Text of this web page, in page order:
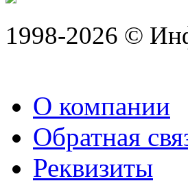
1998-2026 ©
О компании
Обратная
Реквизиты